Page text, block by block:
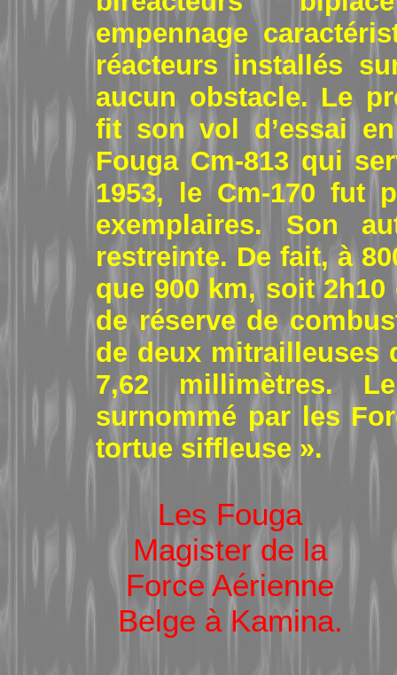
empennage
réacteurs installés
aucun obstacle. Le
fit son vol d’essai
Fouga Cm-813 qui
1953, le Cm-170 fut
exemplaires. Son
restreinte. De fait, à
que 900 km, soit
de réserve de
de deux mitrailleuses
7,62 millimètres.
surnommé par les
tortue siffleuse ».
Les Fouga
Magister de la
Force Aérienne
Belge à Kamina.